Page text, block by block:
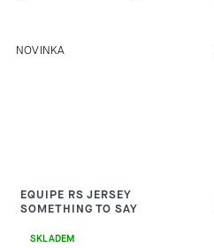
NOVINKA
EQUIPE RS JERSEY
SOMETHING TO SAY
SKLADEM